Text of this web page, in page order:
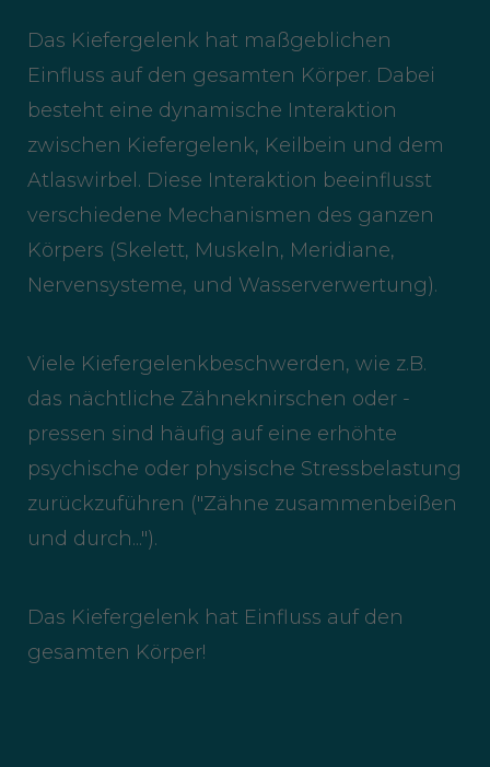
Das Kiefergelenk hat maßgeblichen
Einfluss auf den gesamten Körper. Dabei
besteht eine dynamische Interaktion
zwischen Kiefergelenk, Keilbein und dem
Atlaswirbel. Diese Interaktion beeinflusst
verschiedene Mechanismen des ganzen
Körpers (Skelett, Muskeln, Meridiane,
Nervensysteme, und Wasserverwertung).
Viele Kiefergelenkbeschwerden, wie z.B.
das nächtliche Zähneknirschen oder -
pressen sind häufig auf eine erhöhte
psychische oder physische Stressbelastung
zurückzuführen ("Zähne zusammenbeißen
und durch...").
Das Kiefergelenk hat Einfluss auf den
gesamten Körper!